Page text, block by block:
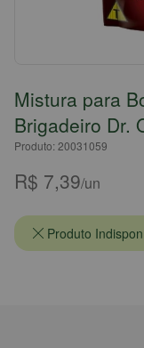
Mistura para
Brigadeiro Dr.
Produto: 20031059
R$ 7,39/un
Produto